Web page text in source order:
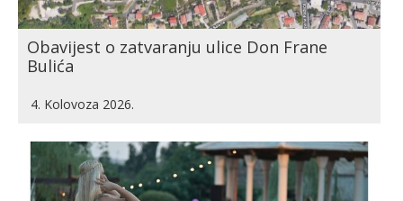
Obavijest o zatvaranju ulice Don Frane
Bulića
4. Kolovoza 2026.